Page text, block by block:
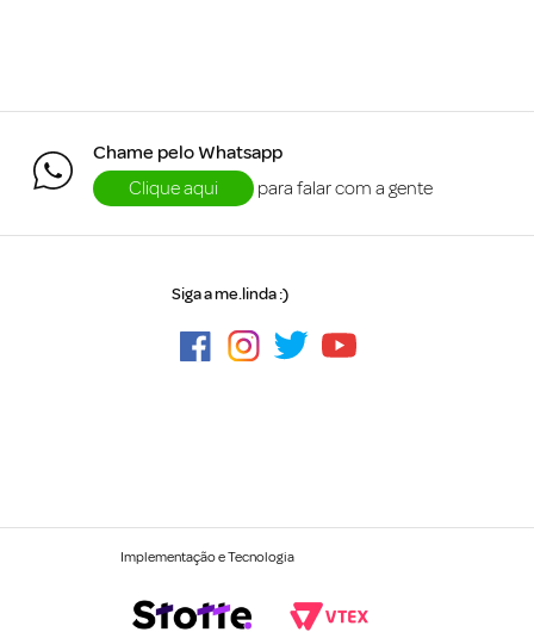
Chame pelo Whatsapp
Clique aqui
para falar com a gente
Siga a me.linda :)
Implementação e Tecnologia